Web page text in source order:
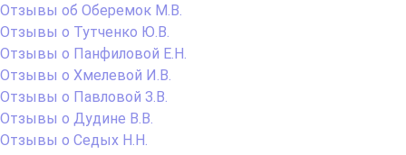
Отзывы об Оберемок М.В.
Отзывы о Тутченко Ю.В.
Отзывы о Панфиловой Е.Н.
Отзывы о Хмелевой И.В.
Отзывы о Павловой З.В.
Отзывы о Дудине В.В.
Отзывы о Седых Н.Н.